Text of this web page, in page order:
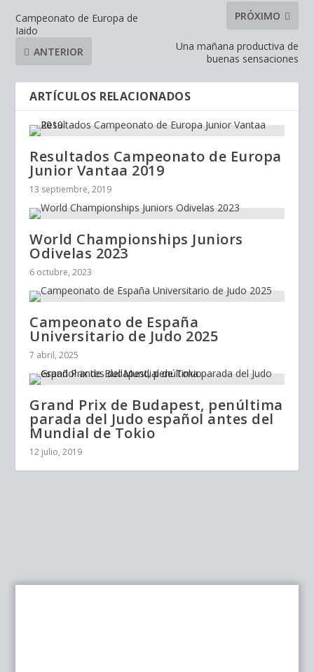
Campeonato de Europa de
Iaido
ANTERIOR
PRÓXIMO
Una mañana productiva de
buenas sensaciones
ARTÍCULOS RELACIONADOS
Resultados Campeonato de Europa
Junior Vantaa 2019
13 septiembre, 2019
World Championships Juniors
Odivelas 2023
6 octubre, 2023
Campeonato de España
Universitario de Judo 2025
7 abril, 2025
Grand Prix de Budapest, penúltima
parada del Judo español antes del
Mundial de Tokio
12 julio, 2019